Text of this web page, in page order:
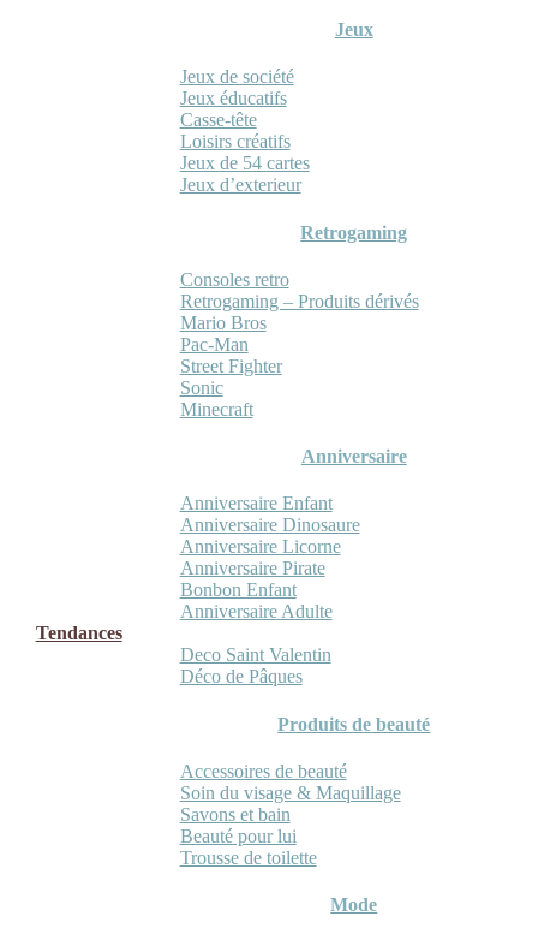
Jeux
Jeux de société
Jeux éducatifs
Casse-tête
Loisirs créatifs
Jeux de 54 cartes
Jeux d’exterieur
Retrogaming
Consoles retro
Retrogaming – Produits dérivés
Mario Bros
Pac-Man
Street Fighter
Sonic
Minecraft
Anniversaire
Anniversaire Enfant
Anniversaire Dinosaure
Anniversaire Licorne
Anniversaire Pirate
Bonbon Enfant
Anniversaire Adulte
Tendances
Deco Saint Valentin
Déco de Pâques
Produits de beauté
Accessoires de beauté
Soin du visage & Maquillage
Savons et bain
Beauté pour lui
Trousse de toilette
Mode